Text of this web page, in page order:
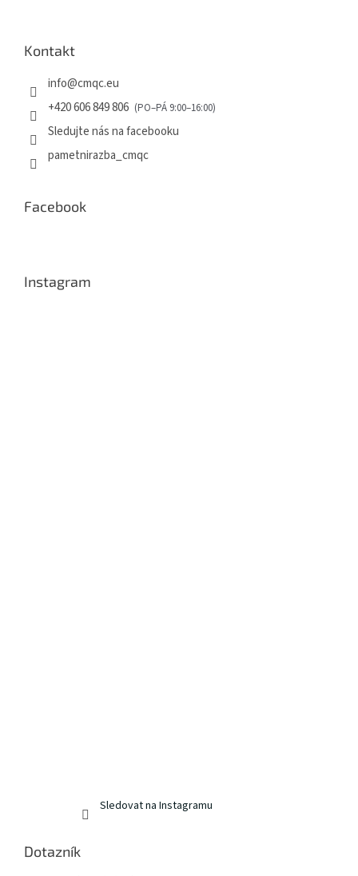
Kontakt
info@cmqc.eu
+420 606 849 806
Sledujte nás na facebooku
pametnirazba_cmqc
Facebook
Instagram
Sledovat na Instagramu
Dotazník